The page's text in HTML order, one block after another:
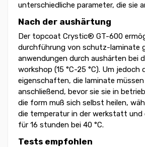
unterschiedliche parameter, die sie
Nach der aushärtung
Der topcoat Crystic® GT-600
durchführung von schutz-laminate
anwendungen durch aushärten bei
workshop (15 °C-25 °C). Um jedoch
eigenschaften, die laminate
anschließend, bevor sie sie in
die form muß sich selbst heilen,
die temperatur in der werkstatt und
für 16 stunden bei 40 °C.
Tests empfohlen